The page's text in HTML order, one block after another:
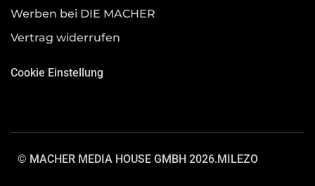
Werben bei DIE MACHER
Vertrag widerrufen
Cookie Einstellung
© MACHER MEDIA HOUSE GMBH 2026.MILEZO